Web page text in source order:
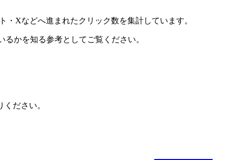
Xなどへ進まれたクリック数を集計しています。
かを知る参考としてご覧ください。
ださい。